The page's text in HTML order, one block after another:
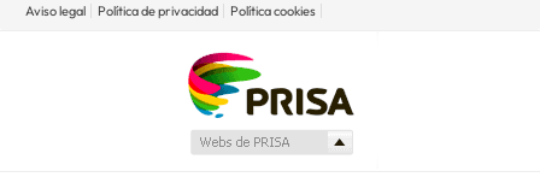
Aviso legal Política de privacidad Política cookies